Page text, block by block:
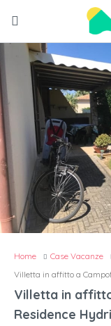
Home
Case Vacanze
Villetta in affitto a
Villetta in
Residence